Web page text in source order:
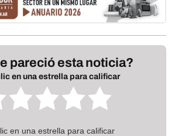
pareció esta noticia?
en una estrella para calificar
en una estrella para calificar